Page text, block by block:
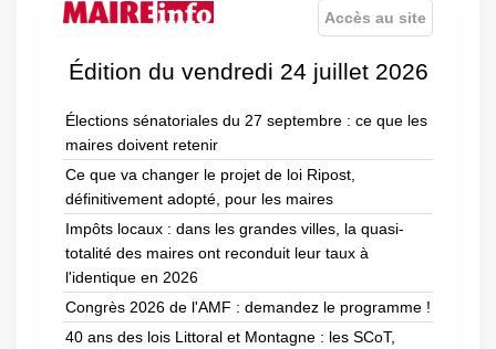
Accès au site
Édition du vendredi 24 juillet 2026
Élections sénatoriales du 27 septembre : ce que les
maires doivent retenir
Ce que va changer le projet de loi Ripost,
définitivement adopté, pour les maires
Impôts locaux : dans les grandes villes, la quasi-
totalité des maires ont reconduit leur taux à
l'identique en 2026
Congrès 2026 de l'AMF : demandez le programme !
40 ans des lois Littoral et Montagne : les SCoT,